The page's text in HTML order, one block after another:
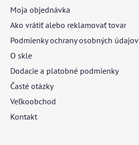
Moja objednávka
Ako vrátiť alebo reklamovať tovar
Podmienky ochrany osobných údajov
O skle
Dodacie a platobné podmienky
Časté otázky
Veľkoobchod
Kontakt